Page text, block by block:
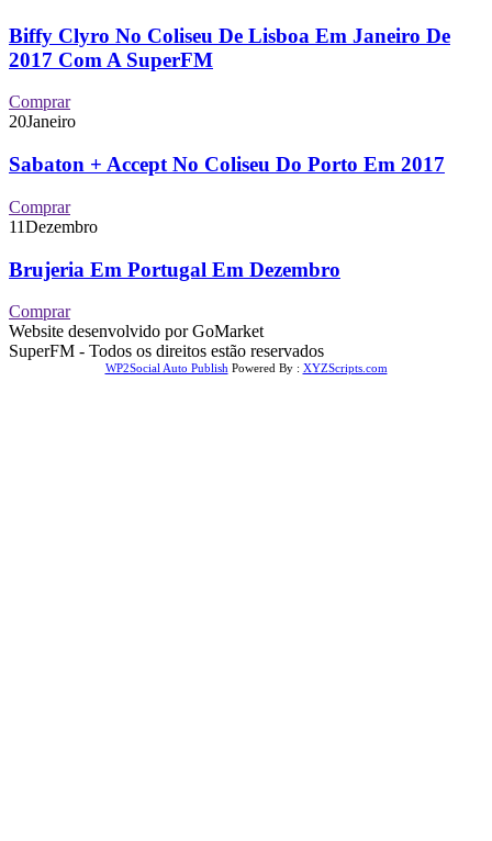
Biffy Clyro No Coliseu De Lisboa Em Janeiro De
2017 Com A SuperFM
Comprar
20Janeiro
Sabaton + Accept No Coliseu Do Porto Em 2017
Comprar
11Dezembro
Brujeria Em Portugal Em Dezembro
Comprar
Website desenvolvido por GoMarket
SuperFM - Todos os direitos estão reservados
WP2Social Auto Publish Powered By : XYZScripts.com